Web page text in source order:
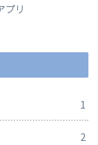
プリ
1
2